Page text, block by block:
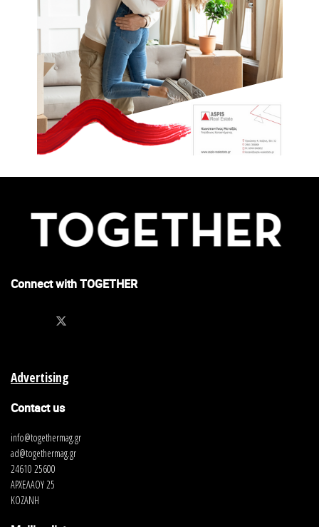
Connect with TOGETHER
Advertising
Contact us
info@togethermag.gr
ad@togethermag.gr
24610 25600
ΑΡΧΕΛΑΟΥ 25
ΚΟΖΑΝΗ